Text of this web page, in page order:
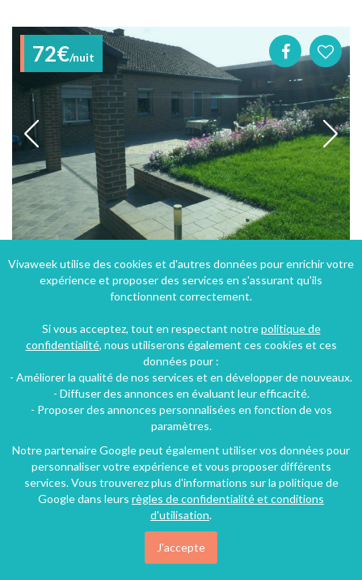
72€/nuit
Gîte
5 chambres 9 personnes
41€/nuit
Vivaweek utilise des cookies et d'autres données pour enrichir votre
expérience et proposer des services en s'assurant qu'ils
fonctionnent correctement.
Si vous acceptez, tout en respectant notrepolitique de
confidentialité, nous utiliserons également ces cookies et ces
données pour :
- Améliorer la qualité de nos services et en développer de nouveaux.
- Diffuser des annonces en évaluant leur efficacité.
- Proposer des annonces personnalisées en fonction de vos
paramètres.
Notre partenaire Google peut également utiliser vos données pour
personnaliser votre expérience et vous proposer différents
services. Vous trouverez plus d'informations sur la politique de
Google dans leurs règles de confidentialité et conditions
d'utilisation.
J'accepte